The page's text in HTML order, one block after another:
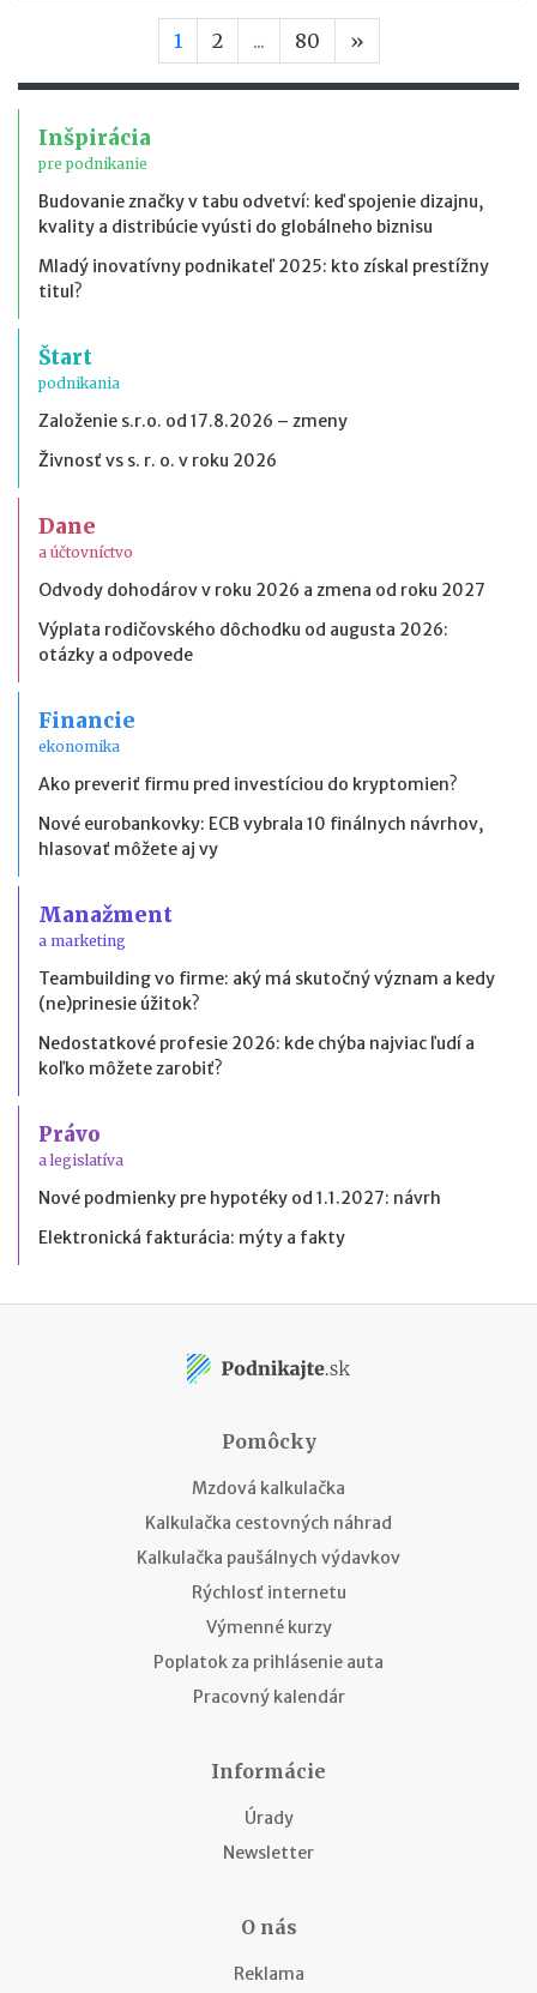
1 2 ... 80 »Nasledujúca
Inšpirácia
pre podnikanie
Budovanie značky v tabu odvetví: keď spojenie dizajnu,
kvality a distribúcie vyústi do globálneho biznisu
Mladý inovatívny podnikateľ 2025: kto získal prestížny
titul?
Štart
podnikania
Založenie s.r.o. od 17.8.2026 – zmeny
Živnosť vs s. r. o. v roku 2026
Dane
a účtovníctvo
Odvody dohodárov v roku 2026 a zmena od roku 2027
Výplata rodičovského dôchodku od augusta 2026:
otázky a odpovede
Financie
ekonomika
Ako preveriť firmu pred investíciou do kryptomien?
Nové eurobankovky: ECB vybrala 10 finálnych návrhov,
hlasovať môžete aj vy
Manažment
a marketing
Teambuilding vo firme: aký má skutočný význam a kedy
(ne)prinesie úžitok?
Nedostatkové profesie 2026: kde chýba najviac ľudí a
koľko môžete zarobiť?
Právo
a legislatíva
Nové podmienky pre hypotéky od 1.1.2027: návrh
Elektronická fakturácia: mýty a fakty
Pomôcky
Mzdová kalkulačka
Kalkulačka cestovných náhrad
Kalkulačka paušálnych výdavkov
Rýchlosť internetu
Výmenné kurzy
Poplatok za prihlásenie auta
Pracovný kalendár
Informácie
Úrady
Newsletter
O nás
Reklama